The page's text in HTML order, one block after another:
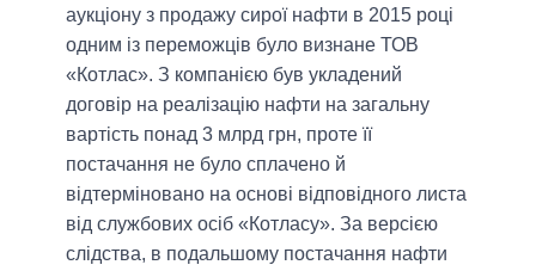
аукціону з продажу сирої нафти в 2015 році
одним із переможців було визнане ТОВ
«Котлас». З компанією був укладений
договір на реалізацію нафти на загальну
вартість понад 3 млрд грн, проте її
постачання не було сплачено й
відтерміновано на основі відповідного листа
від службових осіб «Котласу». За версією
слідства, в подальшому постачання нафти